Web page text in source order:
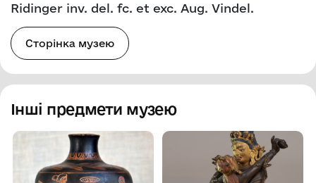
Ridinger inv. del. fc. et exc. Aug. Vindel.
Сторінка музею
Інші предмети музею